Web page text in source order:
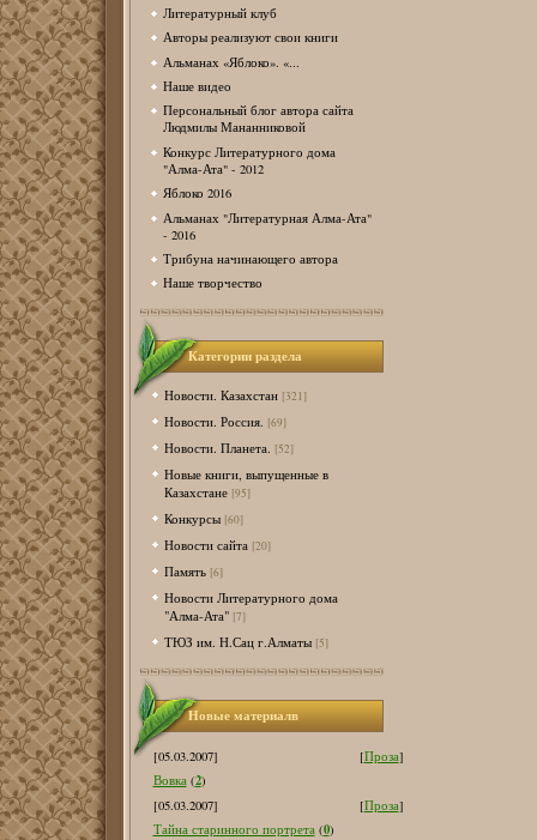
Литературный клуб
Авторы реализуют свои книги
Альманах «Яблоко». «...
Наше видео
Персональный блог автора сайта
Людмилы Мананниковой
Конкурс Литературного дома
"Алма-Ата" - 2012
Яблоко 2016
Альманах "Литературная Алма-Ата"
- 2016
Трибуна начинающего автора
Наше творчество
Категории раздела
Новости. Казахстан [321]
Новости. Россия. [69]
Новости. Планета. [52]
Новые книги, выпущенные в
Казахстане [95]
Конкурсы [60]
Новости сайта [20]
Память [6]
Новости Литературного дома
"Алма-Ата" [7]
ТЮЗ им. Н.Сац г.Алматы [5]
Новые материалв
[05.03.2007] [Проза]
Вовка (2)
[05.03.2007]
[Проза]
Тайна старинного портрета (0)